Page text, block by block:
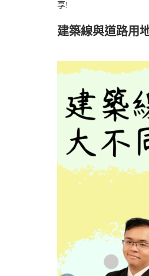
享!
建築線與道路用